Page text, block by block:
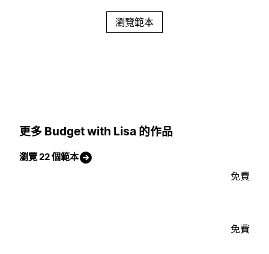
瀏覽範本
更多 Budget with Lisa 的作品
瀏覽 22 個範本
免費
免費